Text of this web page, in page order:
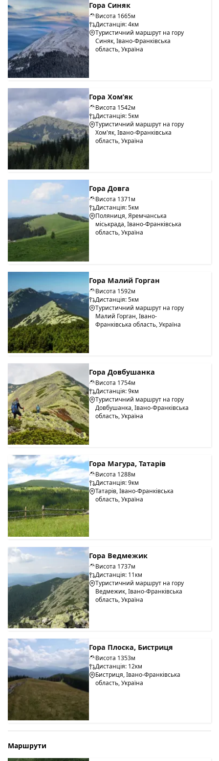
Гора Синяк
Висота 1665м
Дистанція: 4км
Туристичний маршрут на гору
Синяк, Івано-Франківська
область, Україна
Гора Хом’як
Висота 1542м
Дистанція: 5км
Туристичний маршрут на гору
Хом'як, Івано-Франківська
область, Україна
Гора Довга
Висота 1371м
Дистанція: 5км
Поляниця, Яремчанська
міськрада, Івано-Франківська
область, Україна
Гора Малий Горган
Висота 1592м
Дистанція: 5км
Туристичний маршрут на гору
Малий Горган, Івано-
Франківська область, Україна
Гора Довбушанка
Висота 1754м
Дистанція: 9км
Туристичний маршрут на гору
Довбушанка, Івано-Франківська
область, Україна
Гора Магура, Татарів
Висота 1288м
Дистанція: 9км
Татарів, Івано-Франківська
область, Україна
Гора Ведмежик
Висота 1737м
Дистанція: 11км
Туристичний маршрут на гору
Ведмежик, Івано-Франківська
область, Україна
Гора Плоска, Бистриця
Висота 1353м
Дистанція: 12км
Бистриця, Івано-Франківська
область, Україна
Маршрути